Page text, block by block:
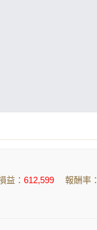
益： 612,599 報酬率：